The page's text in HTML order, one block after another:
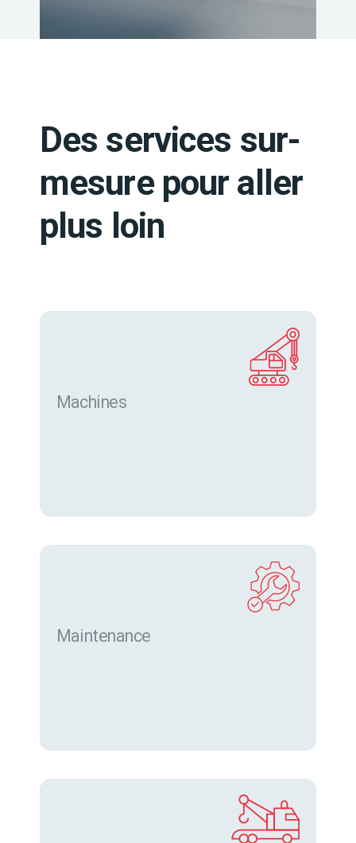
Des services sur-
mesure pour aller
plus loin
Machines
Maintenance